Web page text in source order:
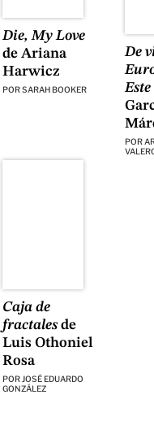
Die, My Love
de Ariana
Harwicz
PORSARAH BOOKER
De
Este
POR
Caja de
fractalesde
Luis Othoniel
Rosa
POR JOSÉ EDUARDO
GONZÁLEZ